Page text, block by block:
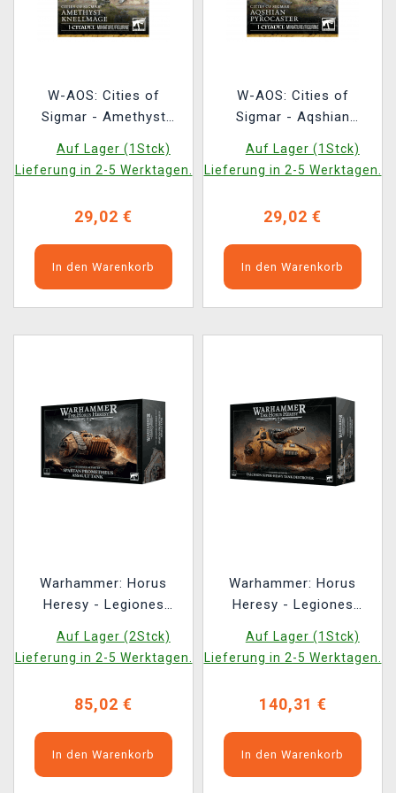
W-AOS: Cities of
Sigmar - Amethyst
Auf Lager (1Stck)
Lieferung in 2-5 Werktagen.
29,02 €
In den Warenkorb
W-AOS: Cities of
Sigmar - Aqshian
Auf Lager (1Stck)
Lieferung in 2-5 Werktagen.
29,02 €
In den Warenkorb
Warhammer: Horus
Heresy - Legiones
Prometheus Assault
Tank (1 Figur)
Auf Lager (2Stck)
Lieferung in 2-5 Werktagen.
85,02 €
In den Warenkorb
Warhammer: Horus
Heresy - Legiones
Super-Heavy Tank
Destroyer (1 Figur)
Auf Lager (1Stck)
Lieferung in 2-5 Werktagen.
140,31 €
In den Warenkorb